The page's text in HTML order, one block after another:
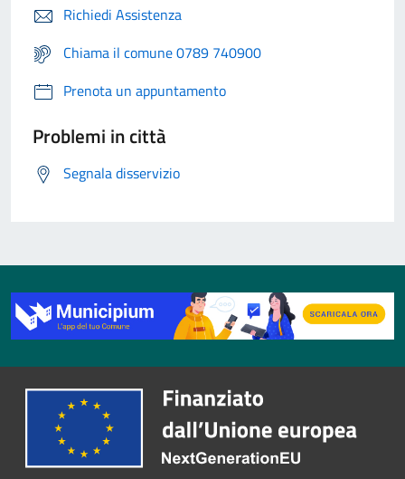
Richiedi Assistenza
Chiama il comune 0789 740900
Prenota un appuntamento
Problemi in città
Segnala disservizio